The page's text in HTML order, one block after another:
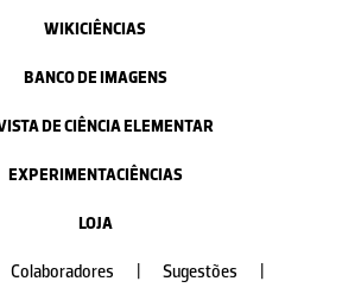
WIKICIÊNCIAS
BANCO DE IMAGENS
DE CIÊNCIA ELEMENTAR
EXPERIMENTACIÊNCIAS
LOJA
Colaboradores Sugestões